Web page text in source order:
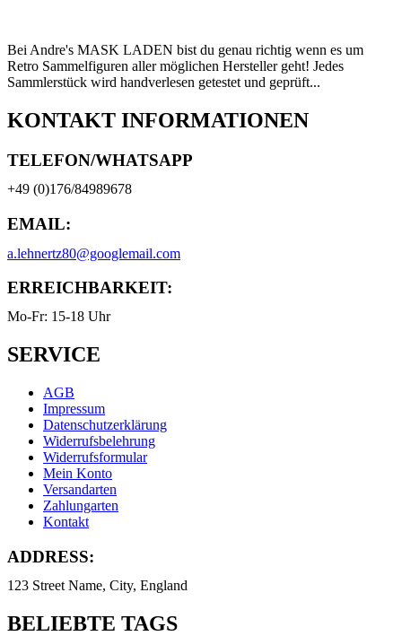
Bei Andre's MASK LADEN bist du genau richtig wenn es um
Retro Sammelfiguren aller möglichen Hersteller geht! Jedes
Sammlerstück wird handverlesen getestet und geprüft...
KONTAKT INFORMATIONEN
TELEFON/WHATSAPP
+49 (0)176/84989678
EMAIL:
a.lehnertz80@googlemail.com
ERREICHBARKEIT:
Mo-Fr: 15-18 Uhr
SERVICE
AGB
Impressum
Datenschutzerklärung
Widerrufsbelehrung
Widerrufsformular
Mein Konto
Versandarten
Zahlungarten
Kontakt
ADDRESS:
123 Street Name, City, England
BELIEBTE TAGS